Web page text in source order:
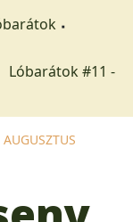
Lóbarátok #11 -